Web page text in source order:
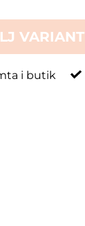
VARIANT
i butik